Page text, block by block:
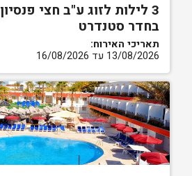
3 לילות לזוג ע"ב חצי פנסיון
בחדר סטנדרט
תאריכי האירוח:
13/08/2026 עד 16/08/2026